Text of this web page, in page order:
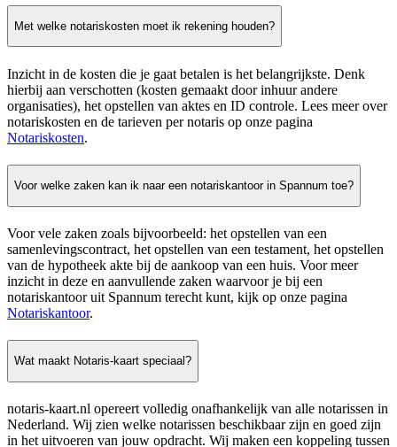
Met welke notariskosten moet ik rekening houden?
Inzicht in de kosten die je gaat betalen is het belangrijkste. Denk
hierbij aan verschotten (kosten gemaakt door inhuur andere
organisaties), het opstellen van aktes en ID controle. Lees meer over
notariskosten en de tarieven per notaris op onze pagina
Notariskosten.
Voor welke zaken kan ik naar een notariskantoor in Spannum toe?
Voor vele zaken zoals bijvoorbeeld: het opstellen van een
samenlevingscontract, het opstellen van een testament, het opstellen
van de hypotheek akte bij de aankoop van een huis. Voor meer
inzicht in deze en aanvullende zaken waarvoor je bij een
notariskantoor uit Spannum terecht kunt, kijk op onze pagina
Notariskantoor.
Wat maakt Notaris-kaart speciaal?
notaris-kaart.nl opereert volledig onafhankelijk van alle notarissen in
Nederland. Wij zien welke notarissen beschikbaar zijn en goed zijn
in het uitvoeren van jouw opdracht. Wij maken een koppeling tussen